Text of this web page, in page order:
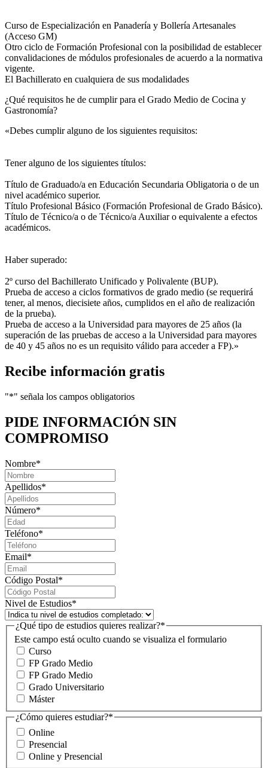
Curso de Especialización en Panadería y Bollería Artesanales
(Acceso GM)
Otro ciclo de Formación Profesional con la posibilidad de establecer
convalidaciones de módulos profesionales de acuerdo a la normativa
vigente.
El Bachillerato en cualquiera de sus modalidades
¿Qué requisitos he de cumplir para el Grado Medio de Cocina y
Gastronomía?
«Debes cumplir alguno de los siguientes requisitos:
Tener alguno de los siguientes títulos:
Título de Graduado/a en Educación Secundaria Obligatoria o de un
nivel académico superior.
Título Profesional Básico (Formación Profesional de Grado Básico).
Título de Técnico/a o de Técnico/a Auxiliar o equivalente a efectos
académicos.
Haber superado:
2º curso del Bachillerato Unificado y Polivalente (BUP).
Prueba de acceso a ciclos formativos de grado medio (se requerirá
tener, al menos, diecisiete años, cumplidos en el año de realización
de la prueba).
Prueba de acceso a la Universidad para mayores de 25 años (la
superación de las pruebas de acceso a la Universidad para mayores
de 40 y 45 años no es un requisito válido para acceder a FP).»
Recibe información gratis
"*" señala los campos obligatorios
PIDE INFORMACIÓN SIN
COMPROMISO
Nombre*
Apellidos*
Número*
Teléfono*
Email*
Código Postal*
Nivel de Estudios*
Este campo está oculto cuando se visualiza el formulario
¿Qué tipo de estudios quieres realizar?*
Curso
FP Grado Medio
FP Grado Medio
Grado Universitario
Máster
¿Cómo quieres estudiar?*
Online
Presencial
Online y Presencial